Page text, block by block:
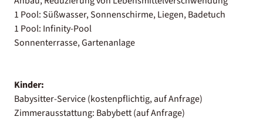
1 Pool: Süßwasser, Sonnenschirme, Liegen, Badetuch
1 Pool: Infinity-Pool
Sonnenterrasse, Gartenanlage
Kinder:
Babysitter-Service (kostenpflichtig, auf Anfrage)
Zimmerausstattung: Babybett (auf Anfrage)